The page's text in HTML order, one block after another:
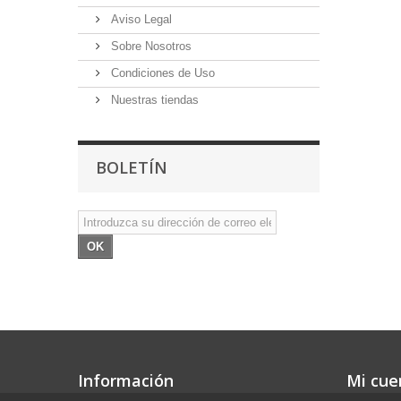
Aviso Legal
Sobre Nosotros
Condiciones de Uso
Nuestras tiendas
BOLETÍN
OK
Información Mi